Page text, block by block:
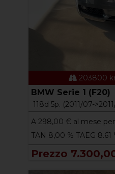
203800
BMW Serie 1 (F20)
118d 5p. (2011/07-
A298,00€ al mese
TAN 8,00 % TAEG
Prezzo